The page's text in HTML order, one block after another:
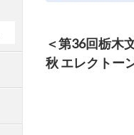
＜第36回栃木
秋 エレクトー